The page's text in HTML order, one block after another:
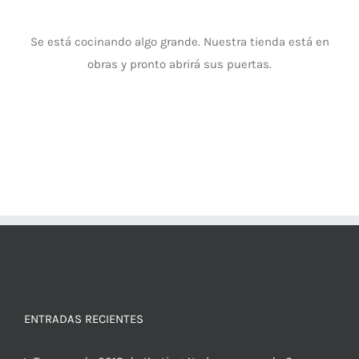
Se está cocinando algo grande. Nuestra tienda está en
obras y pronto abrirá sus puertas.
ENTRADAS RECIENTES